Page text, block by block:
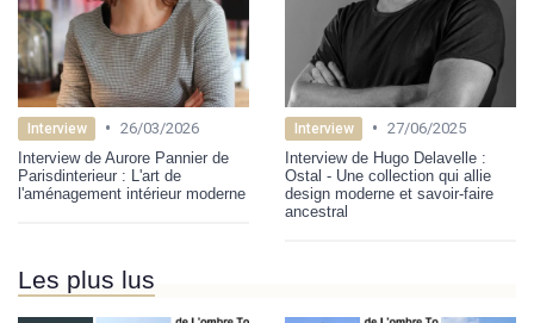
Interview • 26/03/2026
Interview de Aurore Pannier de
Parisdinterieur : L'art de
l'aménagement intérieur moderne
Interview • 27/06/2025
Interview de Hugo Delavelle :
Ostal - Une collection qui allie
design moderne et savoir-faire
ancestral
Les plus lus